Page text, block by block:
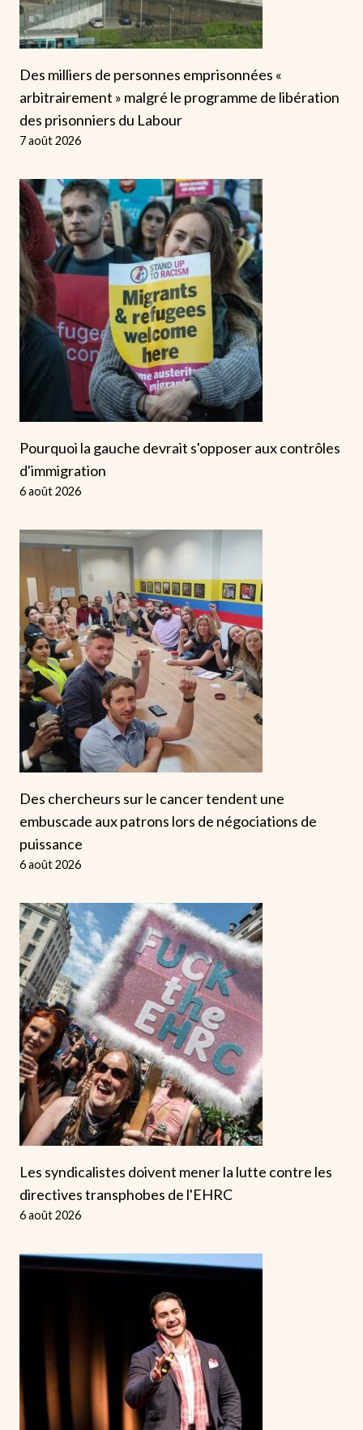
Des milliers de personnes emprisonnées «
arbitrairement » malgré le programme de libération
des prisonniers du Labour
7 août 2026
Pourquoi la gauche devrait s'opposer aux contrôles
d'immigration
6 août 2026
Des chercheurs sur le cancer tendent une
embuscade aux patrons lors de négociations de
puissance
6 août 2026
Les syndicalistes doivent mener la lutte contre les
directives transphobes de l'EHRC
6 août 2026